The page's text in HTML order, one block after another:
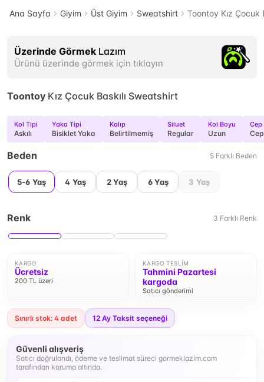
Ana Sayfa Giyim Üst Giyim Sweatshirt Toontoy Kız Çocuk
Üzerinde Görmek Lazım
Ürünü üzerinde görmek için tıklayın
Toontoy Kız Çocuk Baskılı Sweatshirt
Kol Tipi
Askılı
Yaka Tipi
Bisiklet Yaka
Kalıp
Belirtilmemiş
Siluet
Regular
Kol Boyu
Uzun
Cep
Beden 5 Farklı Beden
5-6 Yaş 4 Yaş 2 Yaş 6 Yaş 3 Yaş
Renk 3 Farklı Renk
KARGO
Ücretsiz
200 TL üzeri
KARGO TESLIM
Tahmini Pazartesi
kargoda
Satıcı gönderimi
Sınırlı stok: 4 adet 12 Ay Taksit seçeneği
Güvenli alışveriş
Satıcı doğrulandı, ödeme ve teslimat süreci gormeklazim.com
tarafından koruma altında.